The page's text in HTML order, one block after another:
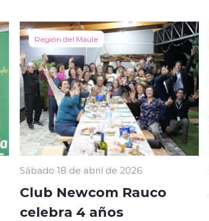
Región del Maule
Sábado 18 de abril de 2026
Club Newcom Rauco
celebra 4 años